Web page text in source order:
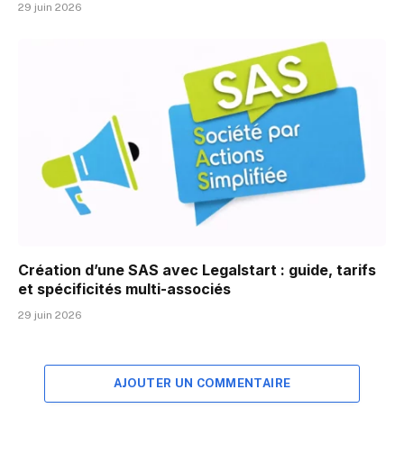
29 juin 2026
Création d’une SAS avec Legalstart : guide, tarifs
et spécificités multi-associés
29 juin 2026
AJOUTER UN COMMENTAIRE